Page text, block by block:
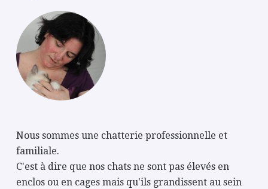
Nous sommes une chatterie professionnelle et
familiale.
C'est à dire que nos chats ne sont pas élevés en
enclos ou en cages mais qu'ils grandissent au sein